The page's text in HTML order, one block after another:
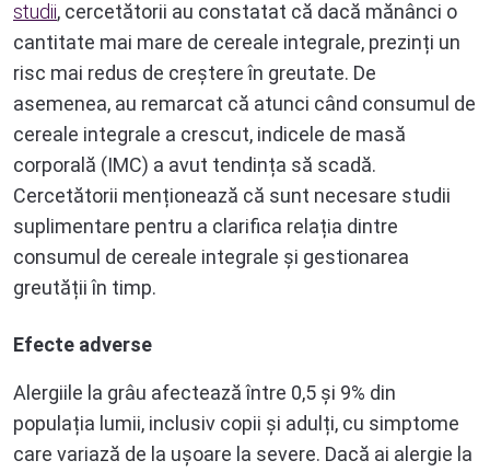
studii, cercetătorii au constatat că dacă mănânci o
cantitate mai mare de cereale integrale, prezinți un
risc mai redus de creștere în greutate. De
asemenea, au remarcat că atunci când consumul de
cereale integrale a crescut, indicele de masă
corporală (IMC) a avut tendința să scadă.
Cercetătorii menționează că sunt necesare studii
suplimentare pentru a clarifica relația dintre
consumul de cereale integrale și gestionarea
greutății în timp.
Efecte adverse
Alergiile la grâu afectează între 0,5 și 9% din
populația lumii, inclusiv copii și adulți, cu simptome
care variază de la ușoare la severe. Dacă ai alergie la